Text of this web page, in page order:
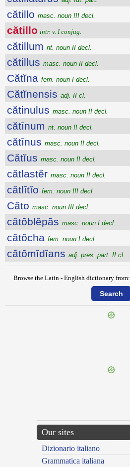
cătillo masc. noun III decl.
cătillo intr. v. I conjug.
cătillum nt. noun II decl.
cătillus masc. noun II decl.
Cătĭna fem. noun I decl.
Cătĭnensis adj. II cl.
cătinulus masc. noun II decl.
cătīnum nt. noun II decl.
cătīnus masc. noun II decl.
Cătĭus masc. noun II decl.
cătlastĕr masc. noun II decl.
cătlītĭo fem. noun III decl.
Căto masc. noun III decl.
cătōblĕpās masc. noun I decl.
cătŏcha fem. noun I decl.
cātōmĭdĭans adj. pres. part. II cl.
Browse the Latin - English dictionary from:
Our sites
Dizionario italiano
Grammatica italiana